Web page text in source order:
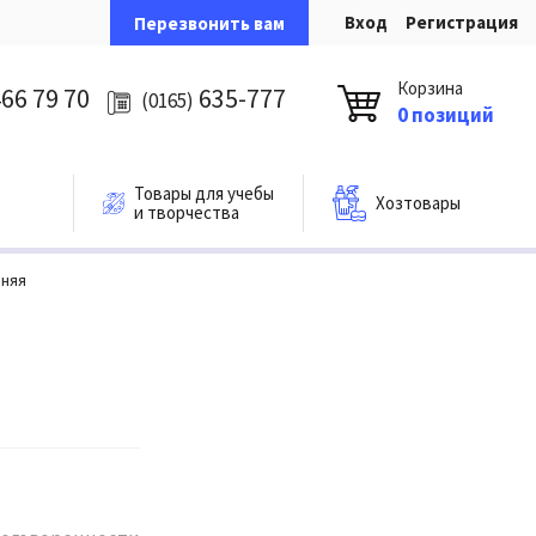
Перезвонить вам Вход Регистрация
79 70 (0165) 635-777 Корзина
0 позиций
Товары для учебы
и творчества
Хозтовары